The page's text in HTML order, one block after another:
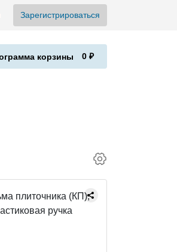
Зарегистрироваться
0 ₽